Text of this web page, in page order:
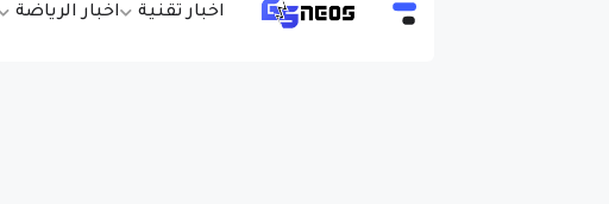
اخبار تقنية اخبار الرياضة